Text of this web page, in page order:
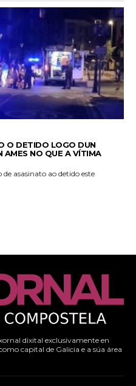
O DETIDO LOGO DUN
AMES NO QUE A VÍTIMA
asasinato ao detido este
dixital exclusivamente en
capital de Galicia e a súa área